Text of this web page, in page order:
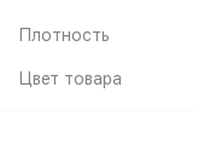
Плотность
Цвет товара